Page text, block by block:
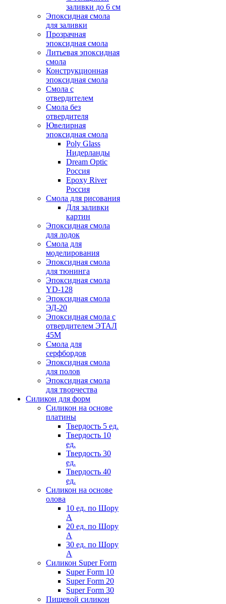
заливки до 6 см
Эпоксидная смола
для заливки
Прозрачная
эпоксидная смола
Литьевая эпоксидная
смола
Конструкционная
эпоксидная смола
Смола с
отвердителем
Смола без
отвердителя
Ювелирная
эпоксидная смола
Poly Glass
Нидерланды
Dream Optic
Россия
Epoxy River
Россия
Смола для рисования
Для заливки
картин
Эпоксидная смола
для лодок
Смола для
моделирования
Эпоксидная смола
для тюнинга
Эпоксидная смола
YD-128
Эпоксидная смола
ЭД-20
Эпоксидная смола с
отвердителем ЭТАЛ
45М
Смола для
серфбордов
Эпоксидная смола
для полов
Эпоксидная смола
для творчества
Силикон для форм
Силикон на основе
платины
Твердость 5 ед.
Твердость 10
ед.
Твердость 30
ед.
Твердость 40
ед.
Силикон на основе
олова
10 ед. по Шору
А
20 ед. по Шору
А
30 ед. по Шору
А
Силикон Super Form
Super Form 10
Super Form 20
Super Form 30
Пищевой силикон